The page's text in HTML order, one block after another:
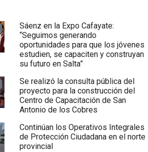
Sáenz en la Expo Cafayate:
“Seguimos generando
oportunidades para que los jóvenes
estudien, se capaciten y construyan
su futuro en Salta”
Se realizó la consulta pública del
proyecto para la construcción del
Centro de Capacitación de San
Antonio de los Cobres
Continúan los Operativos Integrales
de Protección Ciudadana en el norte
provincial